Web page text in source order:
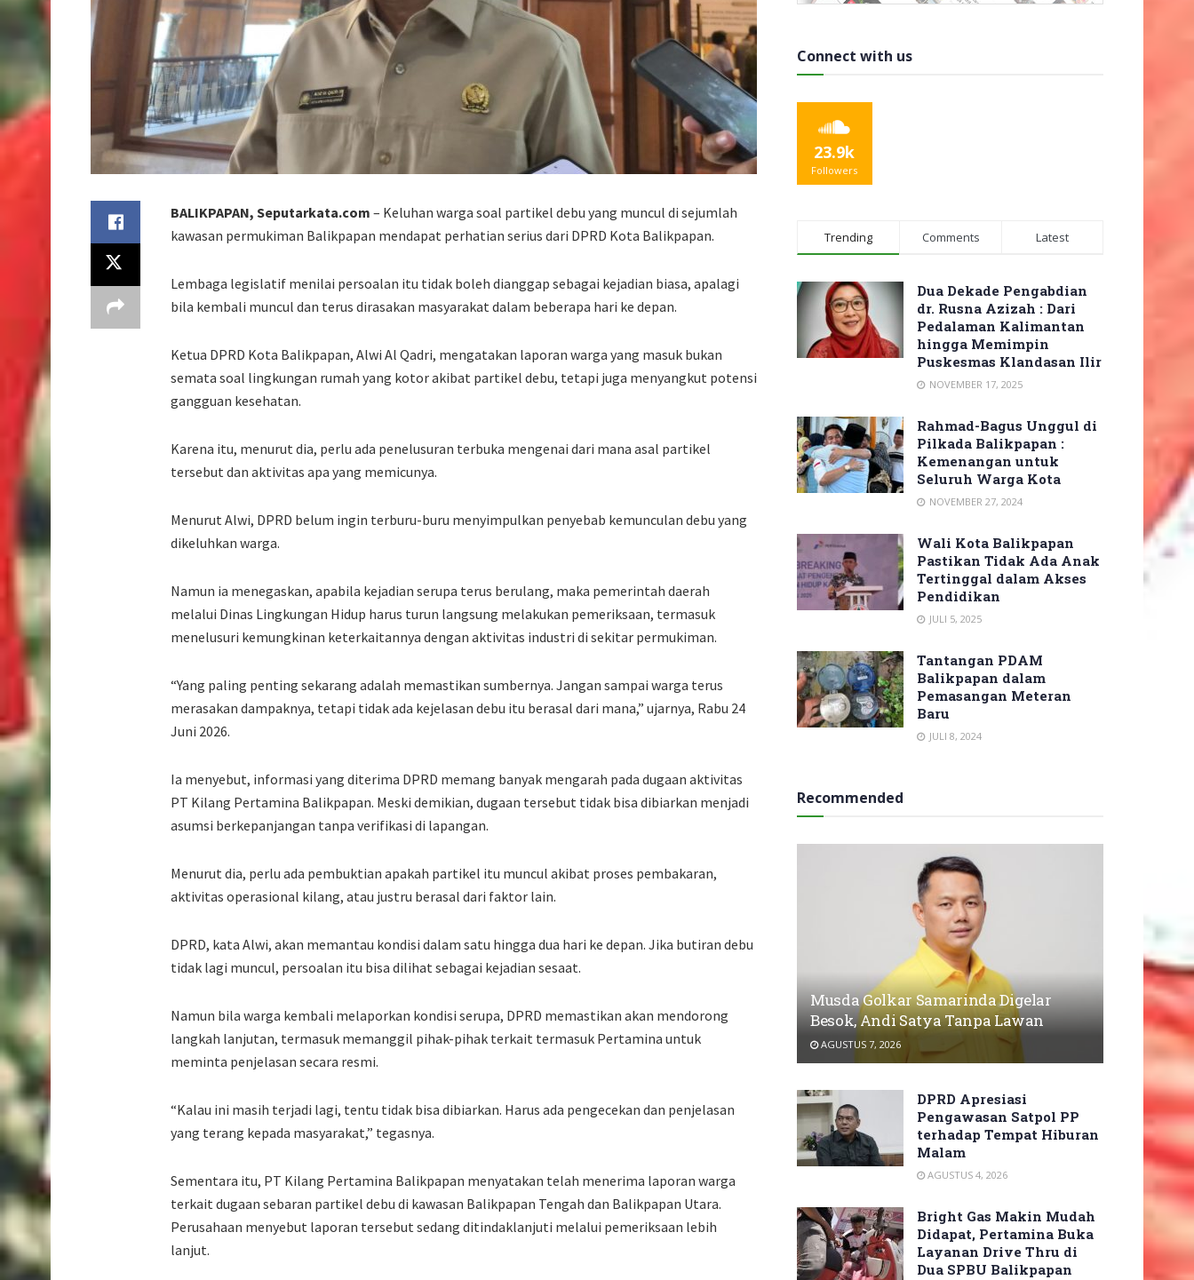
BALIKPAPAN, Seputarkata.com – Keluhan warga soal partikel debu yang muncul di sejumlah
kawasan permukiman Balikpapan mendapat perhatian serius dari DPRD Kota Balikpapan.
Lembaga legislatif menilai persoalan itu tidak boleh dianggap sebagai kejadian biasa, apalagi
bila kembali muncul dan terus dirasakan masyarakat dalam beberapa hari ke depan.
Ketua DPRD Kota Balikpapan, Alwi Al Qadri, mengatakan laporan warga yang masuk bukan
semata soal lingkungan rumah yang kotor akibat partikel debu, tetapi juga menyangkut potensi
gangguan kesehatan.
Karena itu, menurut dia, perlu ada penelusuran terbuka mengenai dari mana asal partikel
tersebut dan aktivitas apa yang memicunya.
Menurut Alwi, DPRD belum ingin terburu-buru menyimpulkan penyebab kemunculan debu yang
dikeluhkan warga.
Namun ia menegaskan, apabila kejadian serupa terus berulang, maka pemerintah daerah
melalui Dinas Lingkungan Hidup harus turun langsung melakukan pemeriksaan, termasuk
menelusuri kemungkinan keterkaitannya dengan aktivitas industri di sekitar permukiman.
“Yang paling penting sekarang adalah memastikan sumbernya. Jangan sampai warga terus
merasakan dampaknya, tetapi tidak ada kejelasan debu itu berasal dari mana,” ujarnya, Rabu 24
Juni 2026.
Ia menyebut, informasi yang diterima DPRD memang banyak mengarah pada dugaan aktivitas
PT Kilang Pertamina Balikpapan. Meski demikian, dugaan tersebut tidak bisa dibiarkan menjadi
asumsi berkepanjangan tanpa verifikasi di lapangan.
Menurut dia, perlu ada pembuktian apakah partikel itu muncul akibat proses pembakaran,
aktivitas operasional kilang, atau justru berasal dari faktor lain.
DPRD, kata Alwi, akan memantau kondisi dalam satu hingga dua hari ke depan. Jika butiran debu
tidak lagi muncul, persoalan itu bisa dilihat sebagai kejadian sesaat.
Namun bila warga kembali melaporkan kondisi serupa, DPRD memastikan akan mendorong
langkah lanjutan, termasuk memanggil pihak-pihak terkait termasuk Pertamina untuk
meminta penjelasan secara resmi.
“Kalau ini masih terjadi lagi, tentu tidak bisa dibiarkan. Harus ada pengecekan dan penjelasan
yang terang kepada masyarakat,” tegasnya.
Sementara itu, PT Kilang Pertamina Balikpapan menyatakan telah menerima laporan warga
terkait dugaan sebaran partikel debu di kawasan Balikpapan Tengah dan Balikpapan Utara.
Perusahaan menyebut laporan tersebut sedang ditindaklanjuti melalui pemeriksaan lebih
lanjut.
Connect with us
23.9k
Followers
Trending Comments Latest
Dua Dekade Pengabdian
dr. Rusna Azizah : Dari
Pedalaman Kalimantan
hingga Memimpin
Puskesmas Klandasan Ilir
NOVEMBER 17, 2025
Rahmad-Bagus Unggul di
Pilkada Balikpapan :
Kemenangan untuk
Seluruh Warga Kota
NOVEMBER 27, 2024
Wali Kota Balikpapan
Pastikan Tidak Ada Anak
Tertinggal dalam Akses
Pendidikan
JULI 5, 2025
Tantangan PDAM
Balikpapan dalam
Pemasangan Meteran
Baru
JULI 8, 2024
Recommended
Musda Golkar Samarinda Digelar
Besok, Andi Satya Tanpa Lawan
AGUSTUS 7, 2026
DPRD Apresiasi
Pengawasan Satpol PP
terhadap Tempat Hiburan
Malam
AGUSTUS 4, 2026
Bright Gas Makin Mudah
Didapat, Pertamina Buka
Layanan Drive Thru di
Dua SPBU Balikpapan